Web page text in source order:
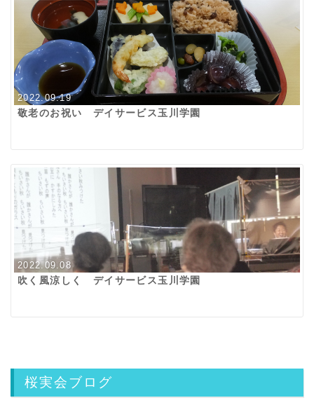
2022.09.19
敬老のお祝い デイサービス玉川学園
2022.09.08
吹く風涼しく デイサービス玉川学園
桜実会ブログ